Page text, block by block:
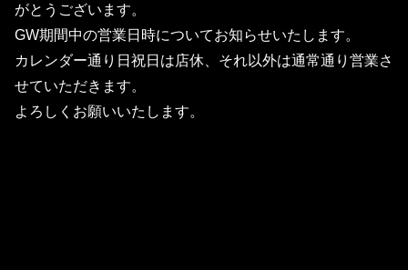
がとうございます。
GW期間中の営業日時についてお知らせいたします。
カレンダー通り日祝日は店休、それ以外は通常通り営業さ
せていただきます。
よろしくお願いいたします。